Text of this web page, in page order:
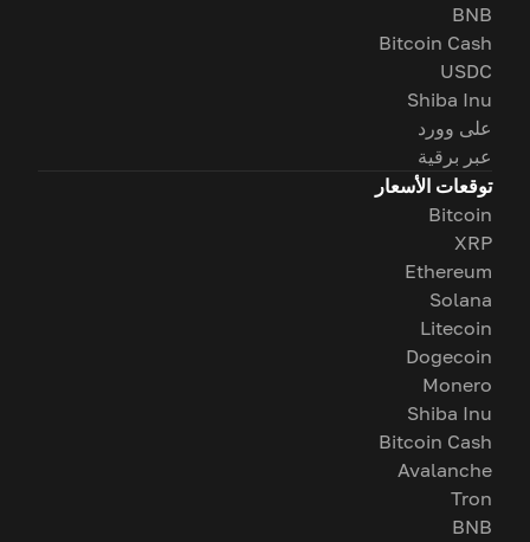
BNB
Bitcoin Cash
USDC
Shiba Inu
على وورد
عبر برقية
توقعات الأسعار
Bitcoin
XRP
Ethereum
Solana
Litecoin
Dogecoin
Monero
Shiba Inu
Bitcoin Cash
Avalanche
Tron
BNB